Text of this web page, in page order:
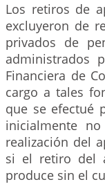
Los retiros de
excluyeron de
privados de
administrados
Financiera de
cargo a tales
que se efectué
inicialmente
realización del
si el retiro del
produce sin el